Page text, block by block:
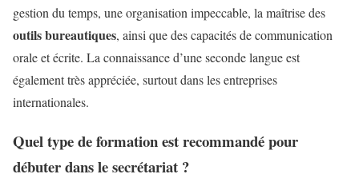
gestion du temps, une organisation impeccable, la maîtrise des
outils bureautiques, ainsi que des capacités de communication
orale et écrite. La connaissance d’une seconde langue est
également très appréciée, surtout dans les entreprises
internationales.
Quel type de formation est recommandé pour
débuter dans le secrétariat ?